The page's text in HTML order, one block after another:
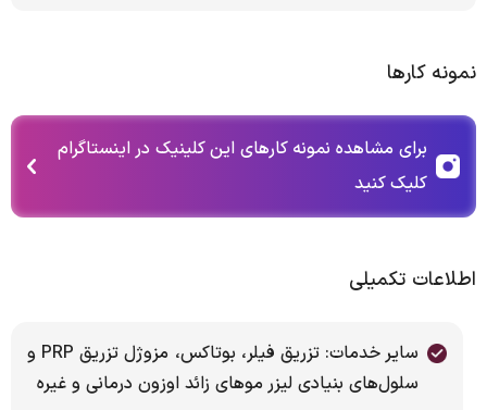
نمونه کارها
برای مشاهده نمونه کارهای این کلینیک در اینستاگرام
کلیک کنید
اطلاعات تکمیلی
سایر خدمات: تزریق فیلر، بوتاکس، مزوژل تزریق PRP و
سلول‌های بنیادی لیزر موهای زائد اوزون درمانی و غیره